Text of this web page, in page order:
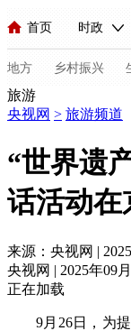
首页 时政
人民领袖习近平 联
直播 栏目
海外频道 iPanda
地方 乡村振兴
新闻 国内
视频 小央视频
现场 前线
旅游
央视网 > 旅游频道
“世界遗
话活动在
来源：央视网 |
央视网 | 2025年09
正在加载
9月26日，为